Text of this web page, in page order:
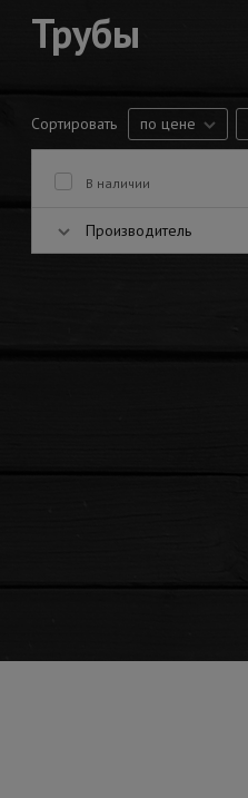
Трубы
Сортировать по цене
В наличии
Производитель